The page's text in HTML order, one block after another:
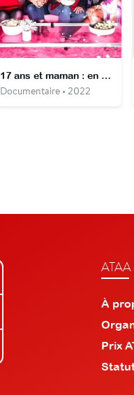
17 ans et maman : en mode spectatrices
Documentaire • 2022
ATAA
À
Prix